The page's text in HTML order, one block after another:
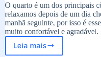
O quarto é um dos principais
relaxamos depois de um dia
manhã seguinte, por isso é
muito confortável e
Leia maisChecklist